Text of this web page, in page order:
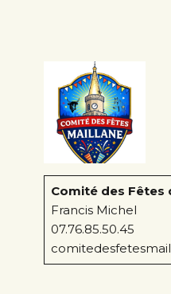
Comité des Fêtes
Francis Michel
07.76.85.50.45